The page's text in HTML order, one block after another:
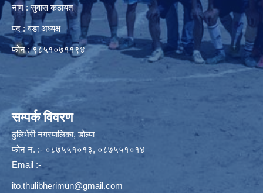
नाम : सुवास कठायत
पद : वडा अध्यक्ष
फोन : ९८५१०७११९४
सम्पर्क विवरण
ठुलिभेरी नगरपालिका, डोल्पा
फोन नं. :- ०८७५५१०१३, ०८७५५१०१४
Email :-
ito.thulibherimun@gmail.com